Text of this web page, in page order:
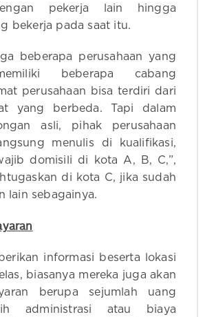
pekerja lain hingga
bekerja pada saat itu.
beberapa perusahaan yang
beberapa cabang
perusahaan bisa terdiri dari
yang berbeda. Tapi dalam
asli, pihak perusahaan
menulis di kualifikasi,
domisili di kota A, B, C,”,
di kota C, jika sudah
lain sebagainya.
informasi beserta lokasi
biasanya mereka juga akan
berupa sejumlah uang
administrasi atau biaya